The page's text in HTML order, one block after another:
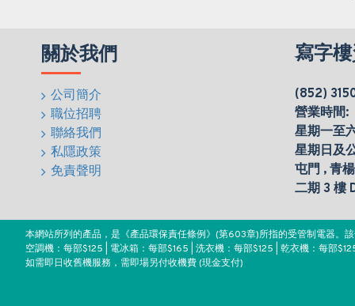
關於我們
公司簡介
職位招聘
聯絡我們
私隱政策
免責聲明
寫字
(852)
營業時間:
星期一至
星期日及
屯門 , 青
二期 3 樓
本網站所列的產品，是《產品環保責任條例》(第603章)所指的受管制電器。
空調機：每部$125 | 電冰箱：每部$165 | 洗衣機：每部$125 | 乾衣機：每部
如需即日收舊機服務，需即場另付收機費 (現金支付)